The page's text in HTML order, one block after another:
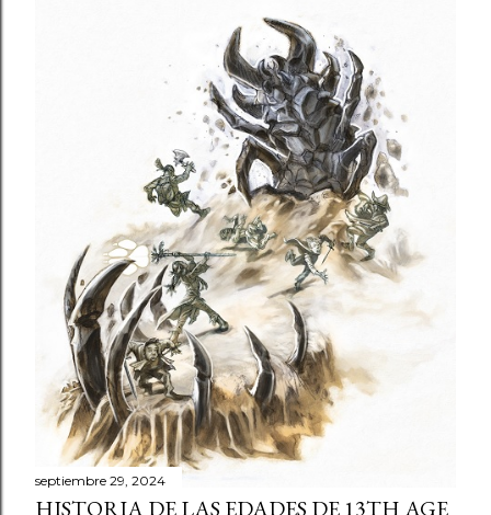
septiembre 29, 2024
HISTORIA DE LAS EDADES DE 13TH AGE